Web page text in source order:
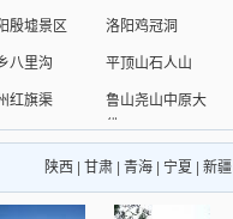
殷墟景区 洛阳鸡冠洞
八里沟 平顶山石人山
红旗渠
鲁山尧山中原大
佛
陕西 甘肃 青海 宁夏 新疆